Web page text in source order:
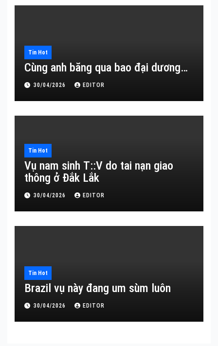
Tin Hot
Cùng anh băng qua bao đại dương…
30/04/2026 EDITOR
Tin Hot
Vụ nam sinh T::V do tai nạn giao
thông ở Đắk Lắk
30/04/2026 EDITOR
Tin Hot
Brazil vụ này đang um sùm luôn
30/04/2026 EDITOR